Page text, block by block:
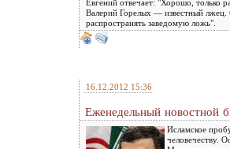
Евгений отвечает: "Хорошо, только
Валерий Горелых — известный
распространять заведомую ложь".
16.12.2012 15:36
Еженедельный новостной
Исламское
человечеству.